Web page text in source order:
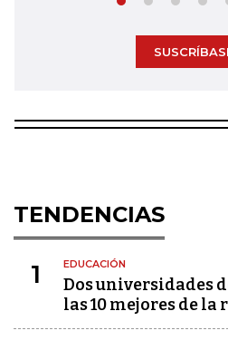
TENDENCIAS
1 EDUCACIÓN
Dos universidades
las 10 mejores de la